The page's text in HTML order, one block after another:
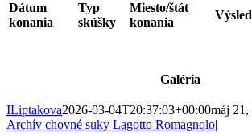
Dátum
konania
Typ
skúšky
Miesto/štát
konania
Galéria
ILiptakova2026-03-04T20:37:03+00:00máj 21,
Archív chovné suky Lagotto Romagnolo|